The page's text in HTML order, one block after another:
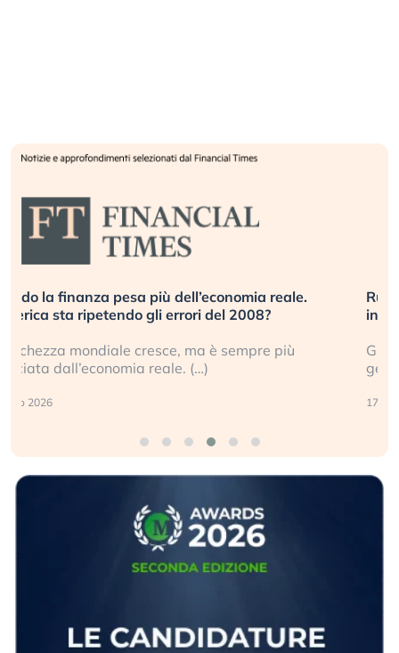
Russia e Cina pronti a spegnere Starlink. Gli
investitori stanno sottovalutando il rischio?
Gli investitori tech continuano a ignorare il rischio
geopolitico: il (…)
17 luglio 2026